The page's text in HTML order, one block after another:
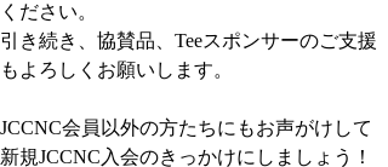
ください。
引き続き、協賛品、Teeスポンサーのご支援
もよろしくお願いします。
JCCNC会員以外の方たちにもお声がけして
新規JCCNC入会のきっかけにしましょう！